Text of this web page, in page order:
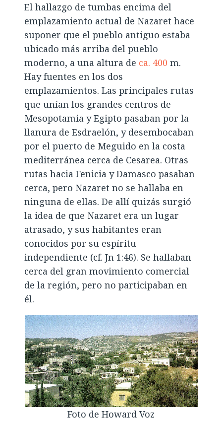
El hallazgo de tumbas encima del
emplazamiento actual de Nazaret hace
suponer que el pueblo antiguo estaba
ubicado más arriba del pueblo
moderno, a una altura de ca. 400 m.
Hay fuentes en los dos
emplazamientos. Las principales rutas
que unían los grandes centros de
Mesopotamia y Egipto pasaban por la
llanura de Esdraelón, y desembocaban
por el puerto de Meguido en la costa
mediterránea cerca de Cesarea. Otras
rutas hacia Fenicia y Damasco pasaban
cerca, pero Nazaret no se hallaba en
ninguna de ellas. De allí quizás surgió
la idea de que Nazaret era un lugar
atrasado, y sus habitantes eran
conocidos por su espíritu
independiente (cf. Jn 1:46). Se hallaban
cerca del gran movimiento comercial
de la región, pero no participaban en
él.
Foto de Howard Voz